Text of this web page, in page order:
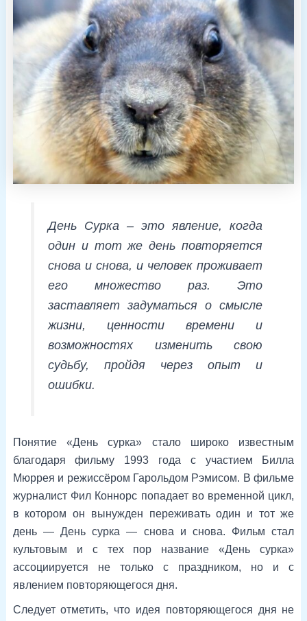
День Сурка – это явление, когда
один и тот же день повторяется
снова и снова, и человек проживает
его множество раз. Это
заставляет задуматься о смысле
жизни, ценности времени и
возможностях изменить свою
судьбу, пройдя через опыт и
ошибки.
Понятие «День сурка» стало широко известным
благодаря фильму 1993 года с участием Билла
Мюррея и режиссёром Гарольдом Рэмисом. В фильме
журналист Фил Коннорс попадает во временной цикл,
в котором он вынужден переживать один и тот же
день — День сурка — снова и снова. Фильм стал
культовым и с тех пор название «День сурка»
ассоциируется не только с праздником, но и с
явлением повторяющегося дня.
Следует отметить, что идея повторяющегося дня не